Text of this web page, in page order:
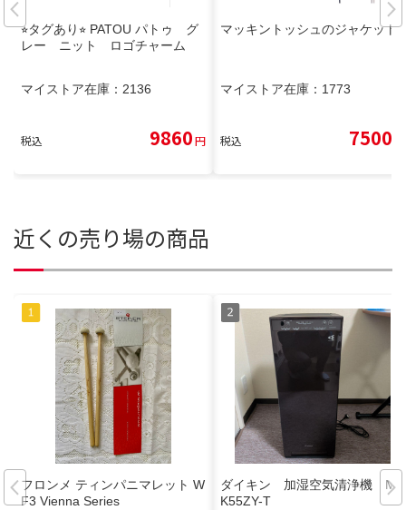
⭐︎タグあり⭐︎ PATOU パトゥ グ
レー ニット ロゴチャーム
マイストア在庫： 2136
税込 9860円
マッキントッシュのジャケット
マイストア在庫： 1773
税込 7500
近くの売り場の商品
フロンメ ティンパニマレット W
F3 Vienna Series
ダイキン 加湿空気清浄機 MC
K55ZY-T